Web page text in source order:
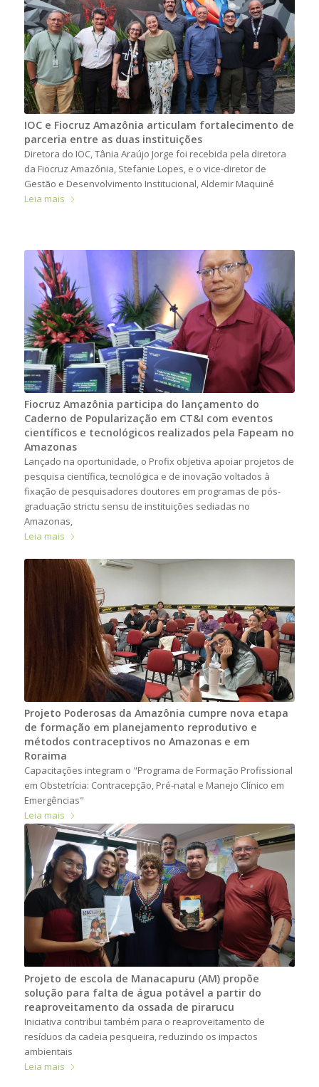
IOC e Fiocruz Amazônia articulam fortalecimento de
parceria entre as duas instituições
Diretora do IOC, Tânia Araújo Jorge foi recebida pela diretora
da Fiocruz Amazônia, Stefanie Lopes, e o vice-diretor de
Gestão e Desenvolvimento Institucional, Aldemir Maquiné
Leia mais
Fiocruz Amazônia participa do lançamento do
Caderno de Popularização em CT&I com eventos
científicos e tecnológicos realizados pela Fapeam no
Amazonas
Lançado na oportunidade, o Profix objetiva apoiar projetos de
pesquisa científica, tecnológica e de inovação voltados à
fixação de pesquisadores doutores em programas de pós-
graduação strictu sensu de instituições sediadas no
Amazonas,
Leia mais
Projeto Poderosas da Amazônia cumpre nova etapa
de formação em planejamento reprodutivo e
métodos contraceptivos no Amazonas e em
Roraima
Capacitações integram o "Programa de Formação Profissional
em Obstetrícia: Contracepção, Pré-natal e Manejo Clínico em
Emergências"
Leia mais
Projeto de escola de Manacapuru (AM) propõe
solução para falta de água potável a partir do
reaproveitamento da ossada de pirarucu
Iniciativa contribui também para o reaproveitamento de
resíduos da cadeia pesqueira, reduzindo os impactos
ambientais
Leia mais